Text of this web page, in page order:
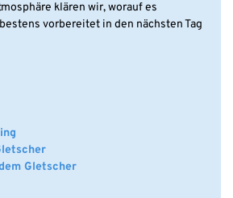
klären wir, worauf es
vorbereitet in den nächsten Tag
Gletscher